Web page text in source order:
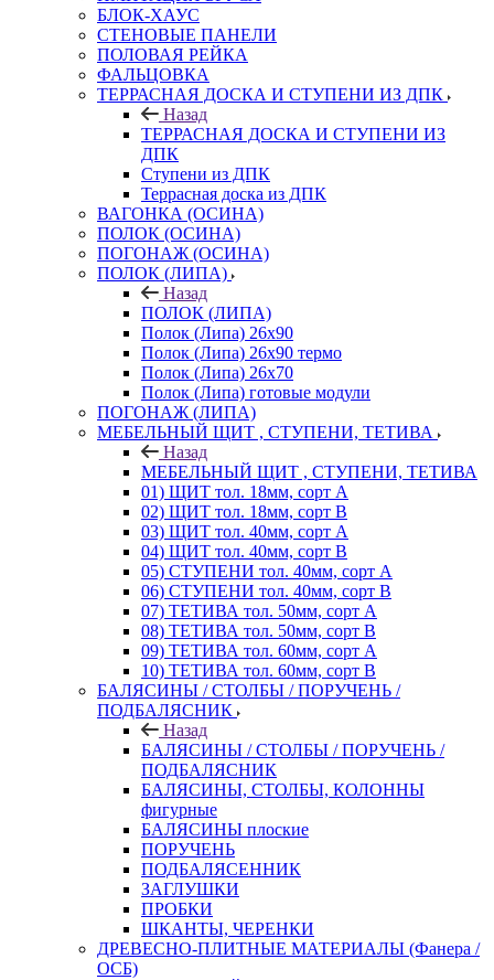
БЛОК-ХАУС
СТЕНОВЫЕ ПАНЕЛИ
ПОЛОВАЯ РЕЙКА
ФАЛЬЦОВКА
ТЕРРАСНАЯ ДОСКА И СТУПЕНИ ИЗ ДПК
Назад
ТЕРРАСНАЯ ДОСКА И СТУПЕНИ ИЗ
ДПК
Ступени из ДПК
Террасная доска из ДПК
ВАГОНКА (ОСИНА)
ПОЛОК (ОСИНА)
ПОГОНАЖ (ОСИНА)
ПОЛОК (ЛИПА)
Назад
ПОЛОК (ЛИПА)
Полок (Липа) 26х90
Полок (Липа) 26х90 термо
Полок (Липа) 26х70
Полок (Липа) готовые модули
ПОГОНАЖ (ЛИПА)
МЕБЕЛЬНЫЙ ЩИТ , СТУПЕНИ, ТЕТИВА
Назад
МЕБЕЛЬНЫЙ ЩИТ , СТУПЕНИ, ТЕТИВА
01) ЩИТ тол. 18мм, сорт А
02) ЩИТ тол. 18мм, сорт В
03) ЩИТ тол. 40мм, сорт А
04) ЩИТ тол. 40мм, сорт В
05) СТУПЕНИ тол. 40мм, сорт А
06) СТУПЕНИ тол. 40мм, сорт В
07) ТЕТИВА тол. 50мм, сорт А
08) ТЕТИВА тол. 50мм, сорт В
09) ТЕТИВА тол. 60мм, сорт А
10) ТЕТИВА тол. 60мм, сорт В
БАЛЯСИНЫ / СТОЛБЫ / ПОРУЧЕНЬ /
ПОДБАЛЯСНИК
Назад
БАЛЯСИНЫ / СТОЛБЫ / ПОРУЧЕНЬ /
ПОДБАЛЯСНИК
БАЛЯСИНЫ, СТОЛБЫ, КОЛОННЫ
фигурные
БАЛЯСИНЫ плоские
ПОРУЧЕНЬ
ПОДБАЛЯСЕННИК
ЗАГЛУШКИ
ПРОБКИ
ШКАНТЫ, ЧЕРЕНКИ
ДРЕВЕСНО-ПЛИТНЫЕ МАТЕРИАЛЫ (Фанера /
ОСБ)